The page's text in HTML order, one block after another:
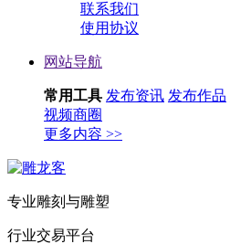
联系我们
使用协议
网站导航
常用工具 发布资讯 发布作品
视频商圈
更多内容 >>
专业雕刻与雕塑
行业交易平台